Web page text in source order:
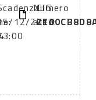
12/2013
Numero
atto:
CIG: